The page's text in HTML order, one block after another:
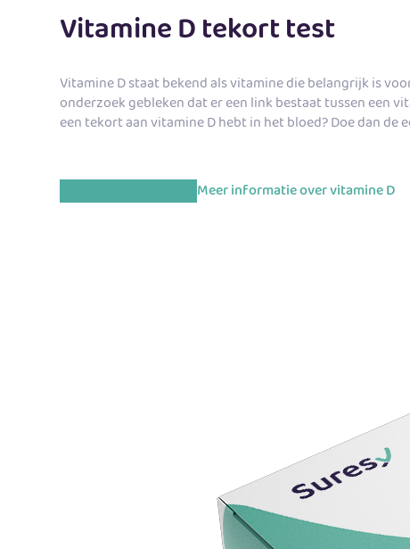
Vitamine D tekort test
Vitamine D staat bekend als vitamine die belangrijk is
onderzoek gebleken dat er een link bestaat tussen een
een tekort aan vitamine D hebt in het bloed? Doe dan de
Meer informatie over vitamine D